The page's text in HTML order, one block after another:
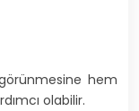
hem
olabilir.